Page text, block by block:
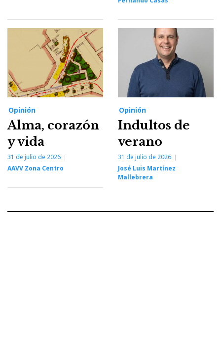
Opinión
Alma, corazón
y vida
31 de julio de 2026
AAVV Zona Centro
Opinión
Indultos de
verano
31 de julio de 2026
José Luis Martínez
Mallebrera